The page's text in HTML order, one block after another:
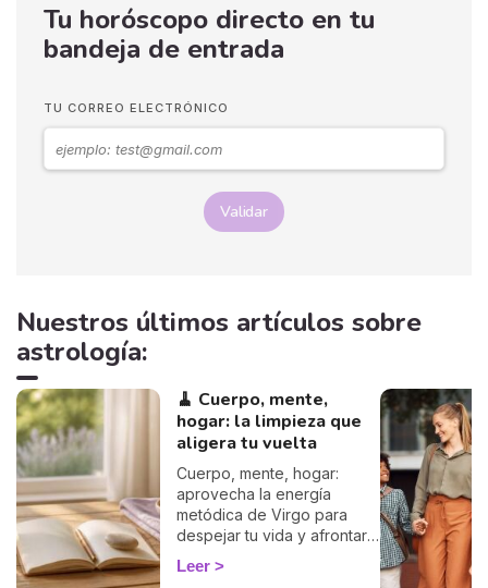
Tu horóscopo directo en tu
bandeja de entrada
TU CORREO ELECTRÓNICO
Validar
Nuestros últimos artículos sobre
astrología:
🧹 Cuerpo, mente,
hogar: la limpieza que
aligera tu vuelta
Cuerpo, mente, hogar:
aprovecha la energía
metódica de Virgo para
despejar tu vida y afrontar
la vuelta de 2026 con
ligereza. La guía de Marisa.
Leer